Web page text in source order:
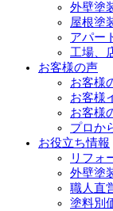
外壁塗
屋根塗
アパー
工場、
お客様の声
お客様
お客様
お客様
プロか
お役立ち情報
リフォ
外壁塗
職人直
塗料別